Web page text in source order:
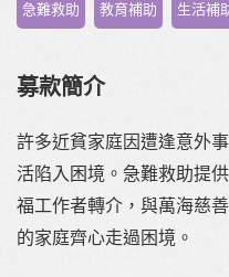
急難救助 教育補助 生活補
募款簡介
許多近貧家庭因遭逢意外
活陷入困境。急難救助提
福工作者轉介，與萬海慈
的家庭齊心走過困境。